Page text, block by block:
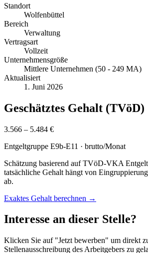
Standort
Wolfenbüttel
Bereich
Verwaltung
Vertragsart
Vollzeit
Unternehmensgröße
Mittlere Unternehmen (50 - 249 MA)
Aktualisiert
1. Juni 2026
Geschätztes Gehalt (TVöD)
3.566 – 5.484 €
Entgeltgruppe E9b-E11 · brutto/Monat
Schätzung basierend auf TVöD-VKA
tatsächliche Gehalt hängt von
ab.
Exaktes Gehalt berechnen →
Interesse an dieser Stelle?
Klicken Sie auf "Jetzt bewerben" um direkt
Stellenausschreibung des Arbeitgebers zu